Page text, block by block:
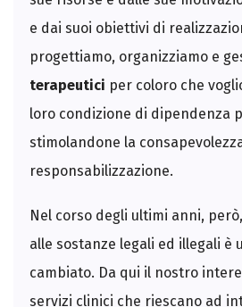
e dai suoi obiettivi di
progettiamo, organizziamo e
terapeutici per coloro che
loro condizione di dipendenza
stimolandone la
responsabilizzazione.
Nel corso degli ultimi anni,
alle sostanze legali ed illegali è
cambiato. Da qui il nostro
servizi clinici che riescano ad